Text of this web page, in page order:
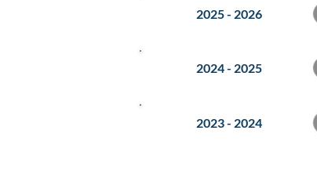
2025 - 2026
2024 - 2025
2023 - 2024